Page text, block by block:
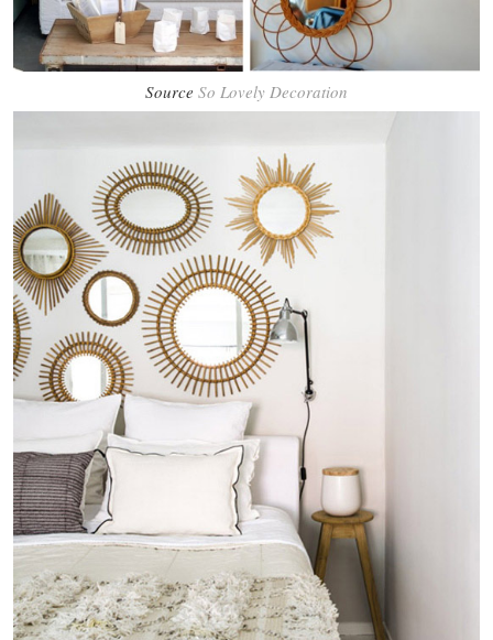
Source So Lovely Decoration